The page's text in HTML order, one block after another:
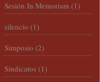
Sesión In Memoriam (1)
silencio (1)
Simposio (2)
Sindicatos (1)